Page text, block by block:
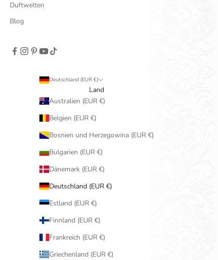
Duftwelten
Blog
Deutschland (EUR €)
Land
Australien (EUR €)
Belgien (EUR €)
Bosnien und Herzegowina (EUR €)
Bulgarien (EUR €)
Dänemark (EUR €)
Deutschland (EUR €)
Estland (EUR €)
Finnland (EUR €)
Frankreich (EUR €)
Griechenland (EUR €)